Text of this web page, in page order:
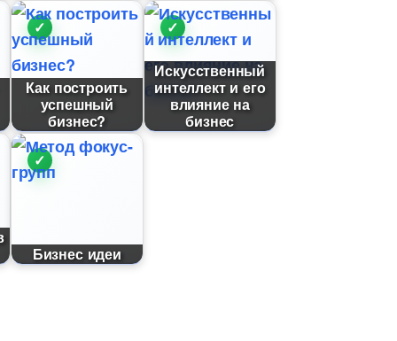
Как построить
успешный
изнес?
Искусственный
интеллект и его
лияние на
изнес
Бизнес идеи